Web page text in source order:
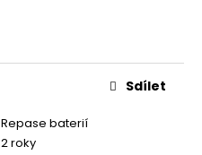
Repase baterií
2 roky
Sdílet